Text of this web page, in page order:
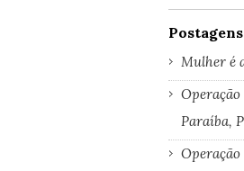
Mulher é
Operação
Paraíba,